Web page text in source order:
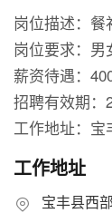
岗位描述：
岗位要求：男
薪资待遇：
招聘有效期：
工作地址：宝
工作地址
宝丰县西